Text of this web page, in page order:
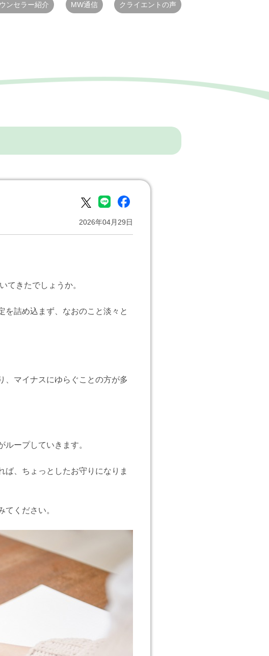
ンセラー紹介 MW通信 クライエントの声
2026年04月29日
てきたでしょうか。
を詰め込まず、なおのこと淡々と
、マイナスにゆらぐことの方が多
ープしていきます。
、ちょっとしたお守りになりま
ください。